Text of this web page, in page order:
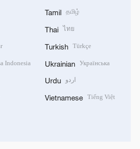
Indonesia
Tamil தமிழ்
Thai ไทย
Turkish Türkçe
Ukrainian Українська
Urdu اردو
Vietnamese Tiếng Việt